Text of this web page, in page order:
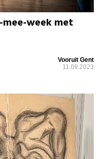
week met
Vooruit Gent
11.09.2023